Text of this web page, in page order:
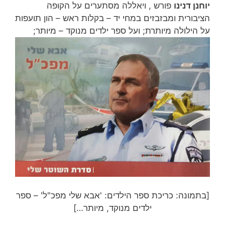
יוחנן דנינו פורש , ויאללה מסתערים על הקופה
הציבורית ומבזבזים במחי יד – בקלות ראש – הון תועפות
על הילולה מיותרת; ועל ספר ילדים מנוקד – מיותר;
[בתמונה: כריכת ספר הילדים: 'אבא שלי מפכ"ל' – ספר
ילדים מנוקד, מיותר…]